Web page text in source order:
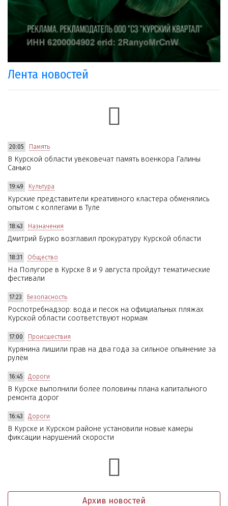
Лента новостей
20:05 Память
В Курской области увековечат память военкора Галины
Санько
19:49 Культура
Курские представители креативного кластера обменялись
опытом с коллегами в Туле
18:43 Назначения
Дмитрий Бурко возглавил прокуратуру Курской области
18:31 Общество
На Полугоре в Курске 8 и 9 августа пройдут тематические
фестивали
17:23 Безопасность
Роспотребнадзор: вода и песок на официальных пляжах
Курской области соответствуют нормам
17:00 Происшествия
Курянина лишили прав на два года за сильное опьянение за
рулём
16:45 Дороги
В Курске выполнили более половины плана капитального
ремонта дорог
16:43 Дороги
В Курске и Курском районе установили новые камеры
фиксации нарушений скорости
Архив новостей